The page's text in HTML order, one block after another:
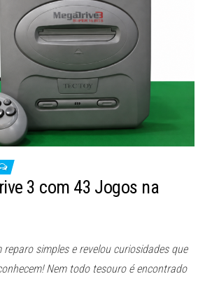
3 com 43 Jogos na
simples e revelou curiosidades que
Nem todo tesouro é encontrado